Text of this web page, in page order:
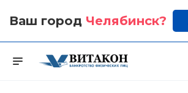
Ваш город Челябинск?